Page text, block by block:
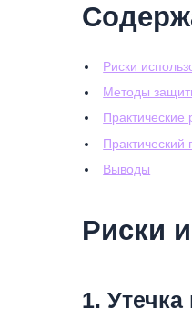
Риски
Методы
Практические
Практический
Выводы
Риски
1.